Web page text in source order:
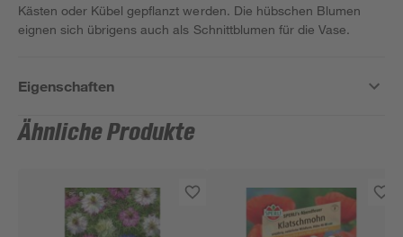
Kästen oder Kübel gepflanzt werden. Die hübschen Blumen
eignen sich übrigens auch als Schnittblumen für die Vase.
Eigenschaften
Ähnliche Produkte